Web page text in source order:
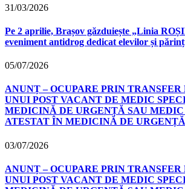
31/03/2026
Pe 2 aprilie, Brașov găzduiește „Linia
eveniment antidrog dedicat elevilor și
05/07/2026
ANUNȚ – OCUPARE PRIN TRANSFER
UNUI POST VACANT DE MEDIC
MEDICINĂ DE URGENȚĂ SAU
ATESTAT ÎN MEDICINĂ DE
03/07/2026
ANUNȚ – OCUPARE PRIN TRANSFER
UNUI POST VACANT DE MEDIC